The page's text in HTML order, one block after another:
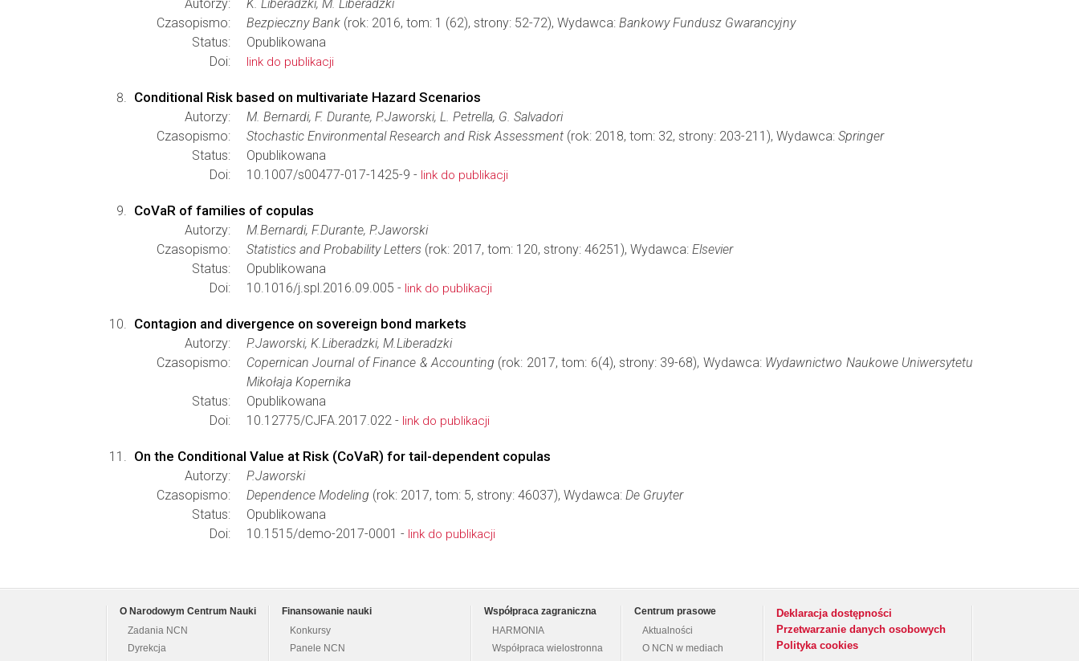
Autorzy:
K. Liberadzki, M. Liberadzki
Czasopismo:
Bezpieczny Bank (rok: 2016, tom: 1 (62), strony: 52-72), Wydawca: Bankowy Fundusz Gwarancyjny
Status:
Opublikowana
Doi:
link do publikacji
Conditional Risk based on multivariate Hazard Scenarios
Autorzy:
M. Bernardi, F. Durante, P.Jaworski, L. Petrella, G. Salvadori
Czasopismo:
Stochastic Environmental Research and Risk Assessment (rok: 2018, tom: 32, strony: 203-211), Wydawca: Springer
Status:
Opublikowana
Doi:
10.1007/s00477-017-1425-9 - link do publikacji
CoVaR of families of copulas
Autorzy:
M.Bernardi, F.Durante, P.Jaworski
Czasopismo:
Statistics and Probability Letters (rok: 2017, tom: 120, strony: 46251), Wydawca: Elsevier
Status:
Opublikowana
Doi:
10.1016/j.spl.2016.09.005 - link do publikacji
Contagion and divergence on sovereign bond markets
Autorzy:
P.Jaworski, K.Liberadzki, M.Liberadzki
Czasopismo:
Copernican Journal of Finance & Accounting (rok: 2017, tom: 6(4), strony: 39-68), Wydawca: Wydawnictwo Naukowe Uniwersytetu
Mikołaja Kopernika
Status:
Opublikowana
Doi:
10.12775/CJFA.2017.022 - link do publikacji
On the Conditional Value at Risk (CoVaR) for tail-dependent copulas
Autorzy:
P.Jaworski
Czasopismo:
Dependence Modeling (rok: 2017, tom: 5, strony: 46037), Wydawca: De Gruyter
Status:
Opublikowana
Doi:
10.1515/demo-2017-0001 - link do publikacji
O Narodowym Centrum Nauki
Zadania NCN
Dyrekcja
Finansowanie nauki
Konkursy
Panele NCN
Współpraca zagraniczna
HARMONIA
Współpraca wielostronna
Centrum prasowe
Aktualności
O NCN w mediach
Deklaracja dostępności
Przetwarzanie danych osobowych
Polityka cookies